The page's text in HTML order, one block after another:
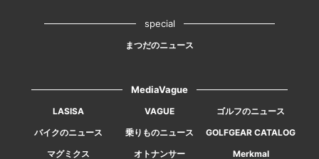
special
まつだのニュース
MediaVague
LASISA VAGUE
ゴルフのニュース
バイクのニュース
乗りものニュース
GOLFGEAR CATALOG
マグミクス
オトナンサー Merkmal